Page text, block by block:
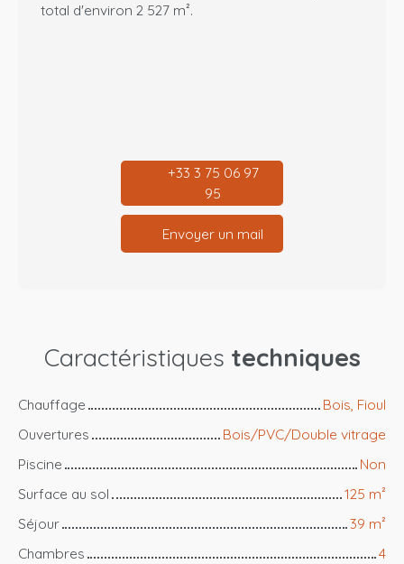
total d'environ 2 527 m².
+33 3 75 06 97
95
Envoyer un mail
Caractéristiques techniques
Chauffage
Bois, Fioul
Ouvertures
Bois/PVC/Double vitrage
Piscine
Non
Surface au sol
125 m²
Séjour
39 m²
Chambres
4